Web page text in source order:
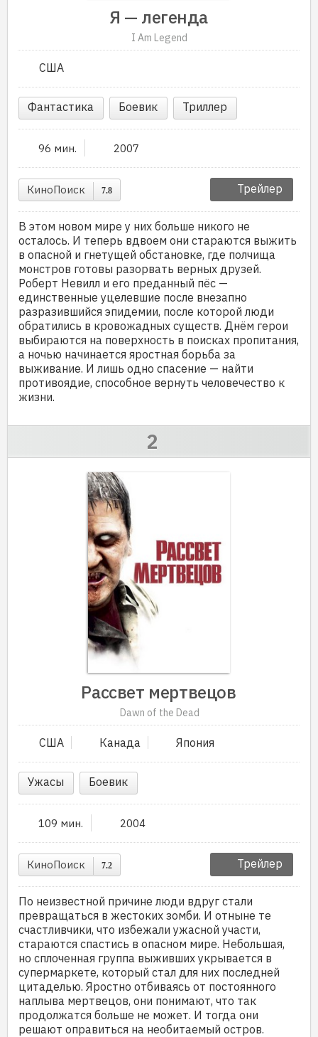
Я — легенда
I Am Legend
США
Фантастика Боевик Триллер
96 мин. 2007
КиноПоиск 7.8 Трейлер
В этом новом мире у них больше никого не
осталось. И теперь вдвоем они стараются выжить
в опасной и гнетущей обстановке, где полчища
монстров готовы разорвать верных друзей.
Роберт Невилл и его преданный пёс —
единственные уцелевшие после внезапно
разразившийся эпидемии, после которой люди
обратились в кровожадных существ. Днём герои
выбираются на поверхность в поисках пропитания,
а ночью начинается яростная борьба за
выживание. И лишь одно спасение — найти
противоядие, способное вернуть человечество к
жизни.
Рассвет мертвецов
Dawn of the Dead
США Канада Япония
Ужасы Боевик
109 мин. 2004
КиноПоиск 7.2 Трейлер
По неизвестной причине люди вдруг стали
превращаться в жестоких зомби. И отныне те
счастливчики, что избежали ужасной участи,
стараются спастись в опасном мире. Небольшая,
но сплоченная группа выживших укрывается в
супермаркете, который стал для них последней
цитаделью. Яростно отбиваясь от постоянного
наплыва мертвецов, они понимают, что так
продолжатся больше не может. И тогда они
решают оправиться на необитаемый остров.